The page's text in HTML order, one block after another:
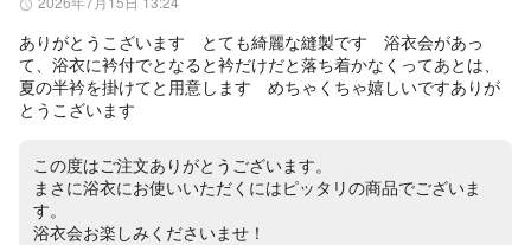
ありがとうこざいます　とても綺麗な縫製です　浴衣会があっ
て、浴衣に衿付でとなると衿だけだと落ち着かなくってあとは、
夏の半衿を掛けてと用意します　めちゃくちゃ嬉しいですありが
とうこざいます
この度はご注文ありがとうございます。
まさに浴衣にお使いいただくにはピッタリの商品でございま
す。
浴衣会お楽しみくださいませ！